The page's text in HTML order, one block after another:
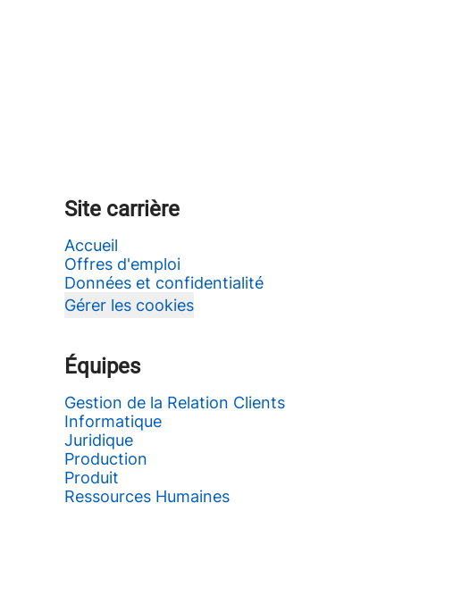
Site carrière
Accueil
Offres d'emploi
Données et confidentialité
Gérer les cookies
Équipes
Gestion de la Relation Clients
Informatique
Juridique
Production
Produit
Ressources Humaines